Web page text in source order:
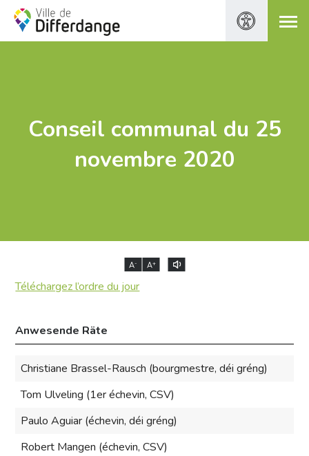
Conseil communal du 25
novembre 2020
A- A+
Téléchargez l’ordre du jour
Anwesende Räte
Christiane Brassel-Rausch (bourgmestre, déi gréng)
Tom Ulveling (1er échevin, CSV)
Paulo Aguiar (échevin, déi gréng)
Robert Mangen (échevin, CSV)